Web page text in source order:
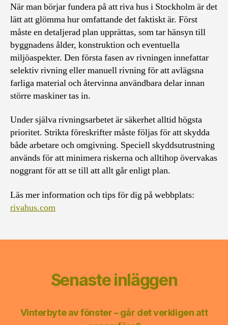
När man börjar fundera på att riva hus i Stockholm är det
lätt att glömma hur omfattande det faktiskt är. Först
måste en detaljerad plan upprättas, som tar hänsyn till
byggnadens ålder, konstruktion och eventuella
miljöaspekter. Den första fasen av rivningen innefattar
selektiv rivning eller manuell rivning för att avlägsna
farliga material och återvinna användbara delar innan
större maskiner tas in.
Under själva rivningsarbetet är säkerhet alltid högsta
prioritet. Strikta föreskrifter måste följas för att skydda
både arbetare och omgivning. Speciell skyddsutrustning
används för att minimera riskerna och alltihop övervakas
noggrant för att se till att allt går enligt plan.
Läs mer information och tips för dig på webbplats:
rivahus.com
Senaste inläggen
Vinterbyte av fönster – går det verkligen att